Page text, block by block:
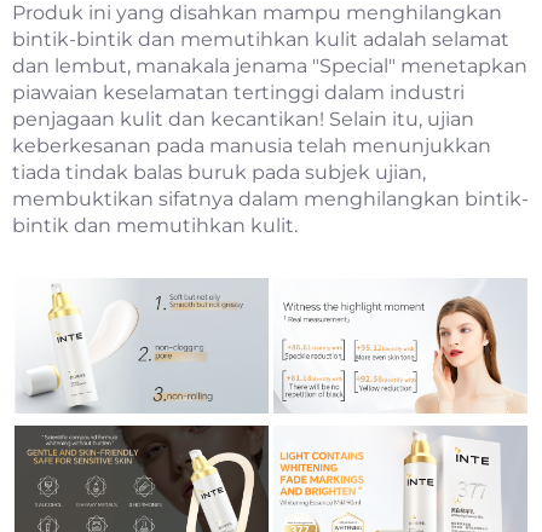
Produk ini yang disahkan mampu menghilangkan
bintik-bintik dan memutihkan kulit adalah selamat
dan lembut, manakala jenama "Special" menetapkan
piawaian keselamatan tertinggi dalam industri
penjagaan kulit dan kecantikan! Selain itu, ujian
keberkesanan pada manusia telah menunjukkan
tiada tindak balas buruk pada subjek ujian,
membuktikan sifatnya dalam menghilangkan bintik-
bintik dan memutihkan kulit.